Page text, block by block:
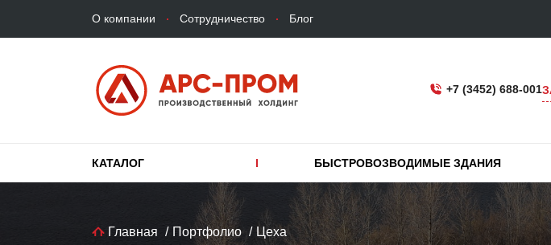
Верхнее
меню
О компании Сотрудничество Блог
+7 (3452) 688-001
Основная
навигация
КАТАЛОГ БЫСТРОВОЗВОДИМЫЕ ЗДАНИЯ
Строка
Главная Портфолио Цеха